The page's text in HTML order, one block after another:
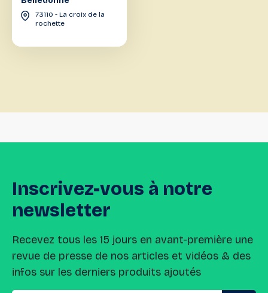
73110 - La croix de la
rochette
Inscrivez-vous à notre
newsletter
Recevez tous les 15 jours en avant-première une
revue de presse de nos articles et vidéos & des
infos sur les derniers produits ajoutés